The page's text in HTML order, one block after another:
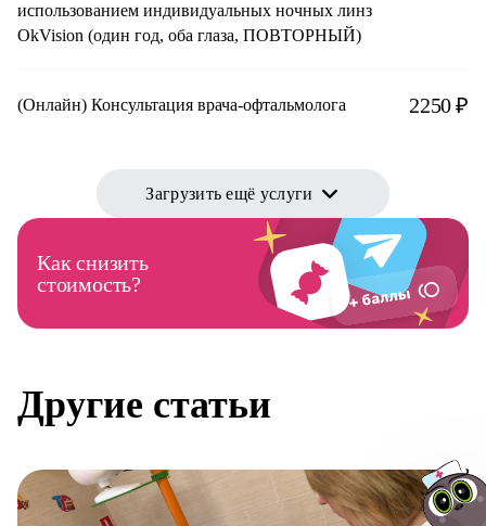
использованием индивидуальных ночных линз
OkVision (один год, оба глаза, ПОВТОРНЫЙ)
(Онлайн) Консультация врача-офтальмолога 2250 ₽
Загрузить ещё услуги
Как снизить
стоимость?
Другие статьи